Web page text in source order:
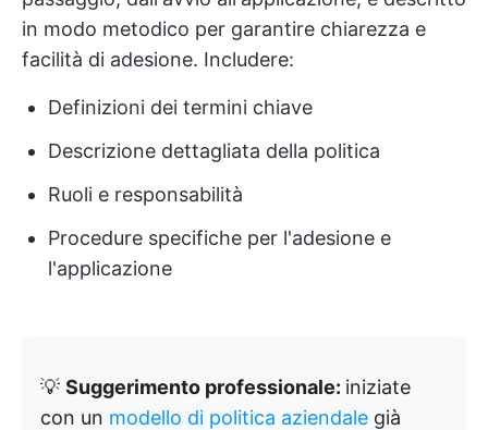
in modo metodico per garantire chiarezza e
facilità di adesione. Includere:
Definizioni dei termini chiave
Descrizione dettagliata della politica
Ruoli e responsabilità
Procedure specifiche per l'adesione e
l'applicazione
💡 Suggerimento professionale: iniziate
con un modello di politica aziendale già